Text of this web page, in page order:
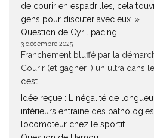
de courir en espadrilles, cela
gens pour discuter avec eux. »
Question de Cyril pacing
3 décembre 2025
Franchement bluffé par la
Courir (et gagner !) un ultra dans
c’est...
Idée reçue : L’inégalité de
inférieurs entraine des pathologies
locomoteur chez le sportif